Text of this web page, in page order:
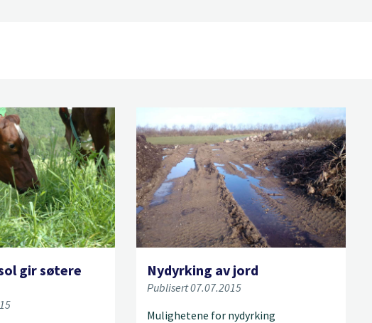
gir søtere
Nydyrking av jord
Publisert 07.07.2015
Mulighetene for nydyrking